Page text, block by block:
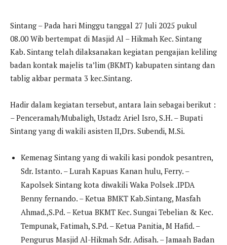
Sintang – Pada hari Minggu tanggal 27 Juli 2025 pukul
08.00 Wib bertempat di Masjid Al – Hikmah Kec. Sintang
Kab. Sintang telah dilaksanakan kegiatan pengajian keliling
badan kontak majelis ta’lim (BKMT) kabupaten sintang dan
tablig akbar permata 3 kec.Sintang.
Hadir dalam kegiatan tersebut, antara lain sebagai berikut :
– Penceramah/Mubaligh, Ustadz Ariel Isro, S.H. – Bupati
Sintang yang di wakili asisten II,Drs. Subendi, M.Si.
Kemenag Sintang yang di wakili kasi pondok pesantren,
Sdr. Istanto. – Lurah Kapuas Kanan hulu, Ferry. –
Kapolsek Sintang kota diwakili Waka Polsek .IPDA
Benny fernando. – Ketua BMKT Kab.Sintang, Masfah
Ahmad.,S.Pd. – Ketua BKMT Kec. Sungai Tebelian & Kec.
Tempunak, Fatimah, S.Pd. – Ketua Panitia, M Hafid. –
Pengurus Masjid Al-Hikmah Sdr. Adisah. – Jamaah Badan